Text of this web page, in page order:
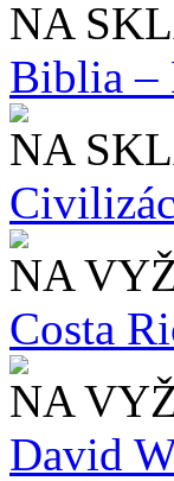
NA
Biblia –
NA
NA
Costa
NA
David